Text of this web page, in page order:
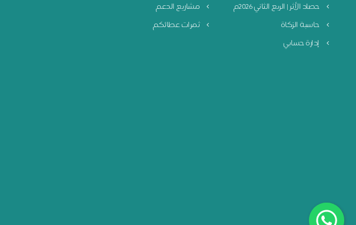
حصاد الأثر | الربع الثاني 2026م
مشاريع الدعم
حاسبة الزكاة
ثمرات عطائكم
إدارة حسابي